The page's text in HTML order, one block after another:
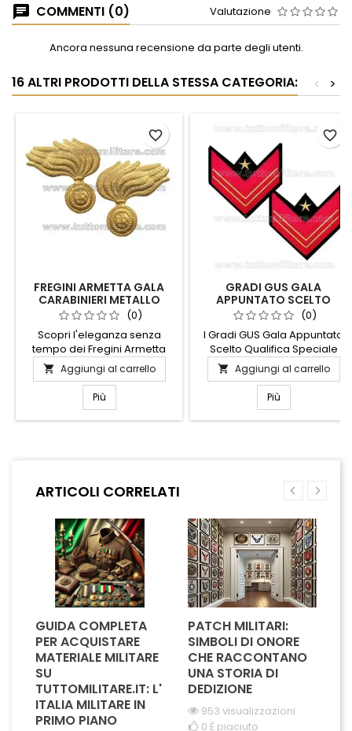
COMMENTI (0) Valutazione
Ancora nessuna recensione da parte degli utenti.
16 ALTRI PRODOTTI DELLA STESSA CATEGORIA: >
<
FREGINI ARMETTA GALA
CARABINIERI METALLO
DORATO (0)
Scopri l'eleganza senza
tempo dei Fregini Armetta
Gala Carabinieri in metallo
dorato. Questi distintivi
raffinati sono progettati per
aggiungere un tocco di
prestigio e tradizione alla tua
impeccabile. Perfetti per
speciali,...
 Aggiungi al carrello
Più
favorite_border
GRADI GUS GALA
APPUNTATO SCELTO
QUALIFICA SPECIALE
CARABINIERI
(0)
I Gradi GUS Gala Appuntato
Scelto Qualifica Speciale
Carabinieri rappresentano
l'eccellenza e l'onore del
servizio. Realizzati con
materiali di alta qualità,
questi distintivi sono
ufficiali. Il design raffinato e i
l'importanza e la dedizione
per...
 Aggiungi al carrello
Più
favorite_border
ARTICOLI CORRELATI
GUIDA COMPLETA
PER ACQUISTARE
MATERIALE MILITARE
SU
TUTTOMILITARE.IT: L'
ITALIA MILITARE IN
PRIMO PIANO
PATCH MILITARI:
SIMBOLI DI ONORE
CHE RACCONTANO
UNA STORIA DI
DEDIZIONE
953 visualizzazioni
0 È piaciuto